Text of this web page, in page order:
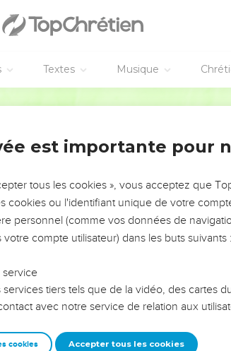
Textes Musique
!
?
foi ou leur vision. Mais on voit
alors même que ce sont
sur les erreurs
sagesse afin que leurs erreurs
un groupe ou une famille,
est importante pour
tous les cookies », vous acceptez que
cookies ou l'identifiant unique de votre
personnel (comme vos données de
compte utilisateur) dans les buts suivants :
service
tiers tels que de la vidéo, des cartes
avec notre service de relation aux
cookies Accepter tous les cookies